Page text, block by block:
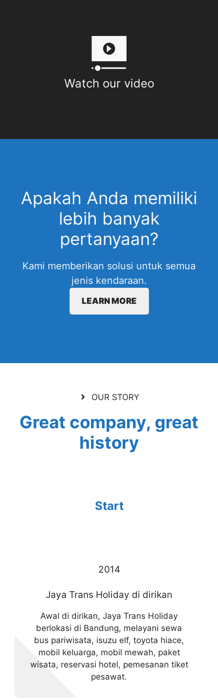
Watch our video
Apakah Anda memiliki
lebih banyak
pertanyaan?
Kami memberikan solusi untuk semua
jenis kendaraan.
LEARN MORE
OUR STORY
Great company, great
history
Start
Jaya Trans Holiday di dirikan
Awal di dirikan, Jaya Trans Holiday
berlokasi di Bandung, melayani sewa
bus pariwisata, isuzu elf, toyota hiace,
mobil keluarga, mobil mewah, paket
wisata, reservasi hotel, pemesanan tiket
pesawat.
2014